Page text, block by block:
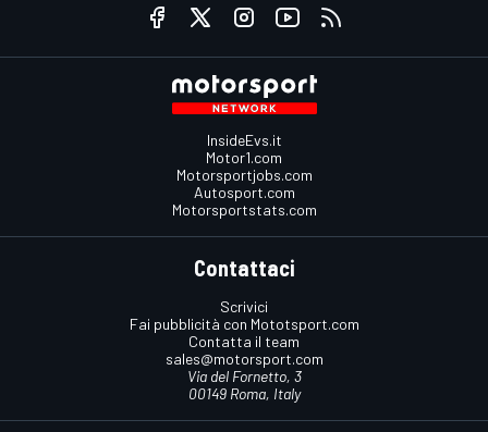
InsideEvs.it
Motor1.com
Motorsportjobs.com
Autosport.com
Motorsportstats.com
Contattaci
Scrivici
Fai pubblicità con Mototsport.com
Contatta il team
sales@motorsport.com
Via del Fornetto, 3
00149 Roma, Italy